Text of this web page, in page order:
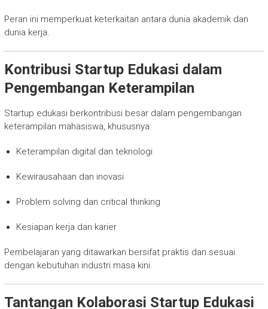
Peran ini memperkuat keterkaitan antara dunia akademik dan
dunia kerja.
Kontribusi Startup Edukasi dalam
Pengembangan Keterampilan
Startup edukasi berkontribusi besar dalam pengembangan
keterampilan mahasiswa, khususnya:
Keterampilan digital dan teknologi
Kewirausahaan dan inovasi
Problem solving dan critical thinking
Kesiapan kerja dan karier
Pembelajaran yang ditawarkan bersifat praktis dan sesuai
dengan kebutuhan industri masa kini.
Tantangan Kolaborasi Startup Edukasi